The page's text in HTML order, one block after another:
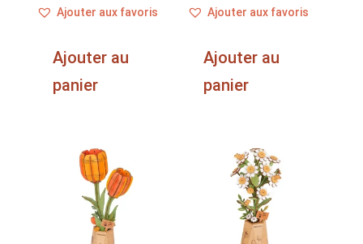
Ajouter aux favoris
Ajouter au
panier
Ajouter aux favoris
Ajouter au
panier